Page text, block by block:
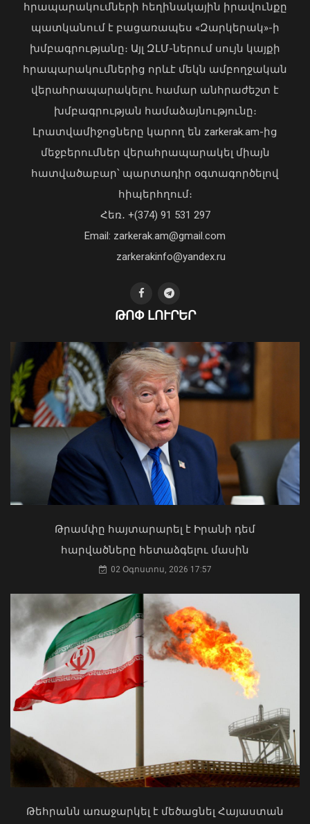
Հիդրոօդերևութաբանության
կենտրոնը կանխատեսել է լոլիկի,
կաղամբի և սոխի բերքատվությունը
08 Օգոստոս, 2026 10:11
արձակուրդում կգտնվի
08 Օգոստոս, 2026 10:01
Cherokee»-ն և «Toyota Camry»-ն
07 Օգոստոս, 2026 23:54
կոտրում են Telegram, WhatsApp․
մեդիափորձագետ (տեսանյութ)
04 Օգոստոս, 2026 23:34
Ուկրաինայի Գերագույն Ռադայի
նախագահը շնորհավորել է ՀՀ ԱԺ
նախագահին
04 Օգոստոս, 2026 17:41
Ի՞նչ ուղերձ էր ոտքի չկանգնելը.
Աղաջանյանը` ընդդիմությանը
02 Օգոստոս, 2026 15:22
հրապարակումների հեղինակային իրավունքը
պատկանում է բացառապես «Զարկերակ»-ի
խմբագրությանը։ Այլ ԶԼՄ-ներում սույն կայքի
հրապարակումներից որևէ մեկն ամբողջական
վերահրապարակելու համար անհրաժեշտ է
խմբագրության համաձայնությունը։
Լրատվամիջոցները կարող են zarkerak.am-ից
մեջբերումներ վերահրապարակել միայն
հատվածաբար՝ պարտադիր օգտագործելով
հիպերհղում։
Հեռ․ +(374) 91 531 297
Email: zarkerak.am@gmail.com
zarkerakinfo@yandex.ru
ԹՈՓ ԼՈՒՐԵՐ
Թրամփը հայտարարել է Իրանի դեմ
հարվածները հետաձգելու մասին
02 Օգոստոս, 2026 17:57
Թեհրանն առաջարկել է մեծացնել Հայաստան